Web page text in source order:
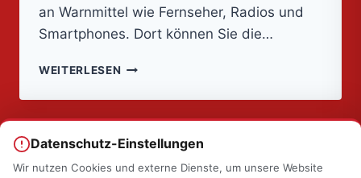
an Warnmittel wie Fernseher, Radios und
Smartphones. Dort können Sie die…
WEITERLESEN 𝐁𝐮𝐧𝐝𝐞𝐬𝐰𝐞𝐢𝐭𝐞𝐫
𝐚𝐦
𝟏𝟐.𝟎𝟗.𝟐𝟎𝟐𝟒
Datenschutz-Einstellungen
Wir nutzen Cookies und externe Dienste, um unsere Website